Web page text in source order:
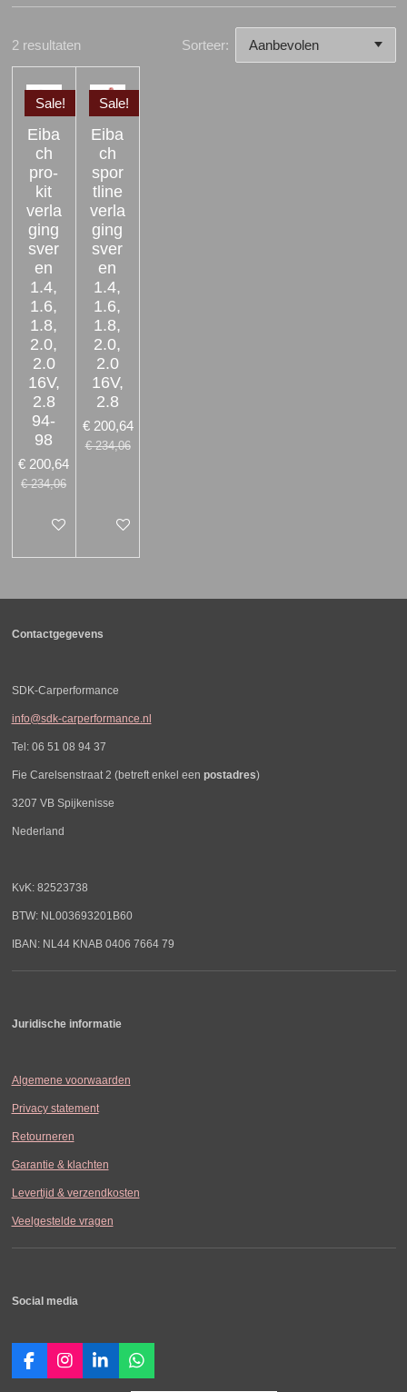
2 resultaten Sorteer:
Sale!
Eiba
ch
pro-
kit
verla
ging
sver
en
1.4,
1.6,
1.8,
2.0,
2.0
16V,
2.8
94-
98
€ 200,64
€ 234,06
In winkelwagen
Sale!
Eiba
ch
spor
tline
verla
ging
sver
en
1.4,
1.6,
1.8,
2.0,
2.0
16V,
2.8
€ 200,64
€ 234,06
In winkelwagen
Contactgegevens
SDK-Carperformance
info@sdk-carperformance.nl
Tel: 06 51 08 94 37
Fie Carelsenstraat 2 (betreft enkel een postadres)
3207 VB Spijkenisse
Nederland
KvK: 82523738
BTW: NL003693201B60
IBAN: NL44 KNAB 0406 7664 79
Juridische informatie
Algemene voorwaarden
Privacy statement
Retourneren
Garantie & klachten
Levertijd & verzendkosten
Veelgestelde vragen
Social media
F
a
I
n
L
i
W
h